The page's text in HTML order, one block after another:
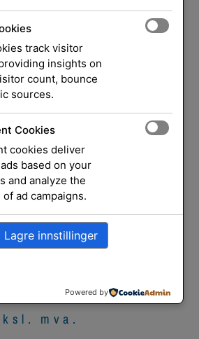
Legg i handlekurv
/Blekkpatroner
21ml
Photo LcLmK
mva.
track visitor
insights on
count, bounce
sources.
Cookies
cookies deliver
based on your
and analyze the
ad campaigns.
Lagre innstillinger
Powered by